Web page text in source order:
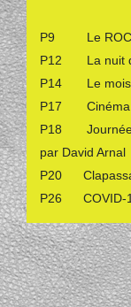
par
P9 Le
P12 La nuit
P14 Le mois
P17 Cinéma
P18 Journées
par David Arnal
P20
P26 COVID-